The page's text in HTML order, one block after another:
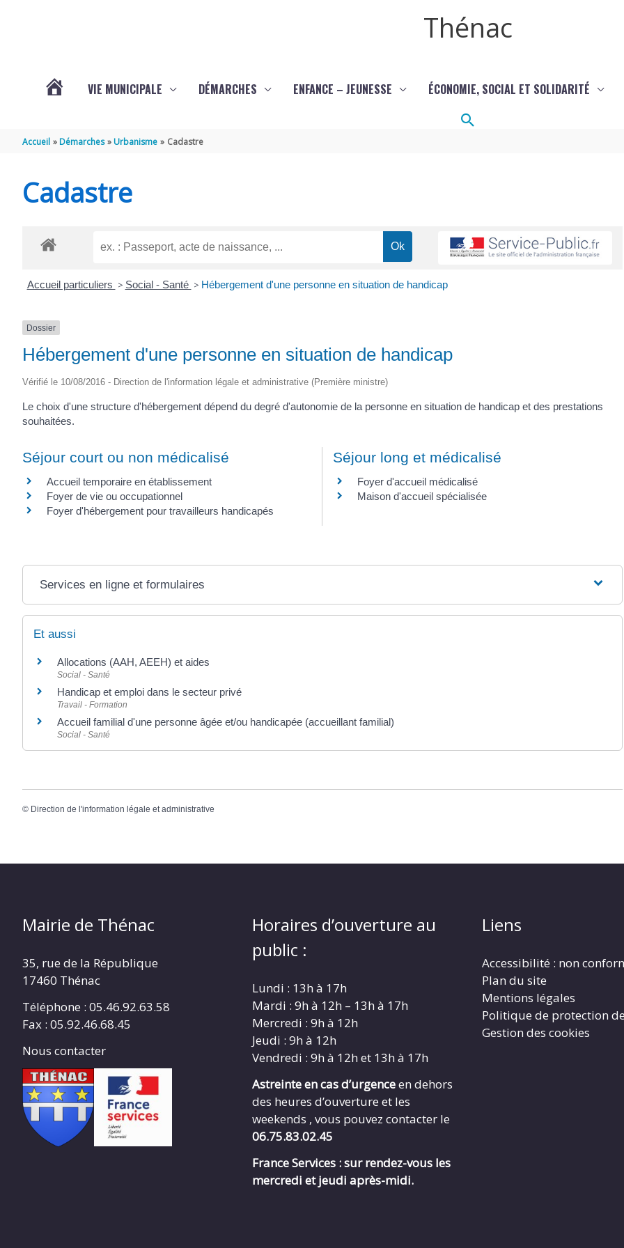
Thénac
THÉNAC
VIE MUNICIPALE DÉMARCHES ENFANCE – JEUNESSE ÉCONOMIE, SOCIAL ET SOLIDARITÉ
Rechercher
Accueil Démarches Urbanisme Cadastre
Cadastre
Accueil particuliers > Social - Santé > Hébergement d'une personne en situation de handicap
Dossier
Hébergement d'une personne en situation de handicap
Vérifié le 10/08/2016 - Direction de l'information légale et administrative (Première ministre)
Le choix d'une structure d'hébergement dépend du degré d'autonomie de la personne en situation de handicap et des prestations
souhaitées.
Séjour court ou non médicalisé
Accueil temporaire en établissement
Foyer de vie ou occupationnel
Foyer d'hébergement pour travailleurs handicapés
Séjour long et médicalisé
Foyer d'accueil médicalisé
Maison d'accueil spécialisée
Services en ligne et formulaires
Et aussi
Allocations (AAH, AEEH) et aides
Social - Santé
Handicap et emploi dans le secteur privé
Travail - Formation
Accueil familial d'une personne âgée et/ou handicapée (accueillant familial)
Social - Santé
© Direction de l'information légale et administrative
Mairie de Thénac
35, rue de la République
17460 Thénac
Téléphone : 05.46.92.63.58
Fax : 05.92.46.68.45
Nous contacter
Horaires d’ouverture au
public :
Lundi : 13h à 17h
Mardi : 9h à 12h – 13h à 17h
Mercredi : 9h à 12h
Jeudi : 9h à 12h
Vendredi : 9h à 12h et 13h à 17h
Astreinte en cas d’urgenceen dehors
des heures d’ouverture et les
weekends , vous pouvez contacter le
06.75.83.02.45
France Services : sur rendez-vous les
mercredi et jeudi après-midi.
Liens
Accessibilité : non
Plan du site
Mentions légales
Politique de protection
Gestion des cookies